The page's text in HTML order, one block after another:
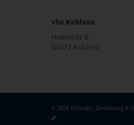
vhs Koblenz
Hoevelstr.6
56073 Koblenz
© 2026 Konzept, Gestaltung &